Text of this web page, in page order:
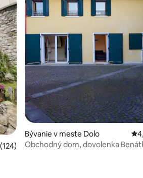
76
ohodnotenie 4,99 z 5, počet
Bývanie v meste Dolo
Obchodný dom, dovolenka